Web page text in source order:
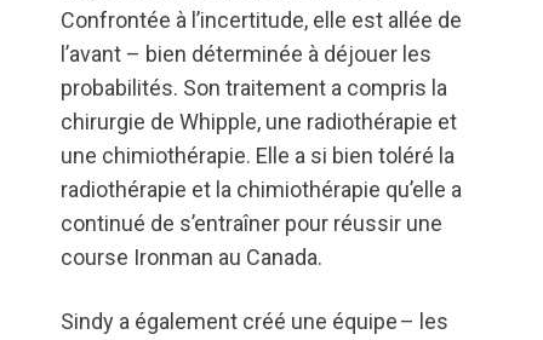
Confrontée à l’incertitude, elle est allée de
l’avant – bien déterminée à déjouer les
probabilités. Son traitement a compris la
chirurgie de Whipple, une radiothérapie et
une chimiothérapie. Elle a si bien toléré la
radiothérapie et la chimiothérapie qu’elle a
continué de s’entraîner pour réussir une
course Ironman au Canada.
Sindy a également créé une équipe – les